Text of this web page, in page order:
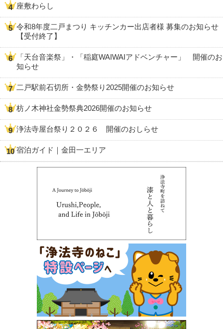
座敷わらし
令和8年度二戸まつり キッチンカー出店者様 募集のお知らせ
【受付終了】
「天台音楽祭」・「稲庭WAIWAIアドベンチャー」 開催のお
知らせ
二戸駅前石切所・金勢祭り2025開催のお知らせ
枋ノ木神社金勢祭典2026開催のお知らせ
浄法寺屋台祭り２０２６ 開催のおしらせ
宿泊ガイド｜金田一エリア